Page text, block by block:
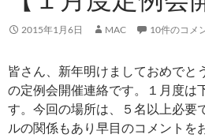
2015年1月6日 MAC 10件のコメ
皆さん、新年明けましておめでと
の定例会開催連絡です。１月度は
す。今回の場所は、５名以上必要
ルの関係もあり早目のコメントを